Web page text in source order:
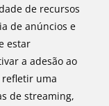
de recursos
de anúncios e
estar
a adesão ao
refletir uma
de streaming,